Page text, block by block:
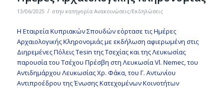
13/06/2025 / στην κατηγορία Ανακοινώσεις/Εκδηλώσεις
Η Εταιρεία Κυπριακών Σπουδών εόρτασε τις Ημέρες
Αρχαιολογικής Κληρονομιάς με εκδήλωση αφιερωμένη στις
Διηρεμένες Πόλεις Tesin της Τσεχίας και της Λευκωσίας
παρουσία του Τσέχου Πρέσβη στη Λευκωσία Vl. Nemec, του
Αντιδημάρχου Λευκωσίας Χρ. Φάκα, του Γ. Αντωνίου
Αντιπροέδρου της Ένωσης Κατεχομένων Κοινοτήτων